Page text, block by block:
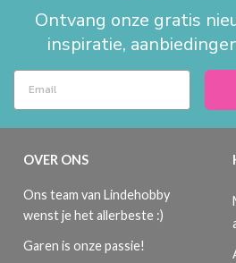
Ontvang onze gratis
inspiratie,
OVER ONS
Ons team van Lindehobby
wenst je het allerbeste :)
Garen is onze passie!